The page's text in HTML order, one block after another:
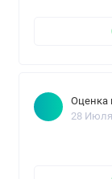
Оценка
28